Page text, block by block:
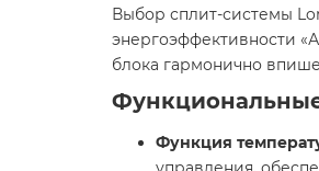
Выбор сплит-системы
энергоэффективности
блока гармонично
Функция